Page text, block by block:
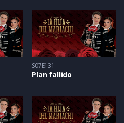
S07E131
Plan fallido